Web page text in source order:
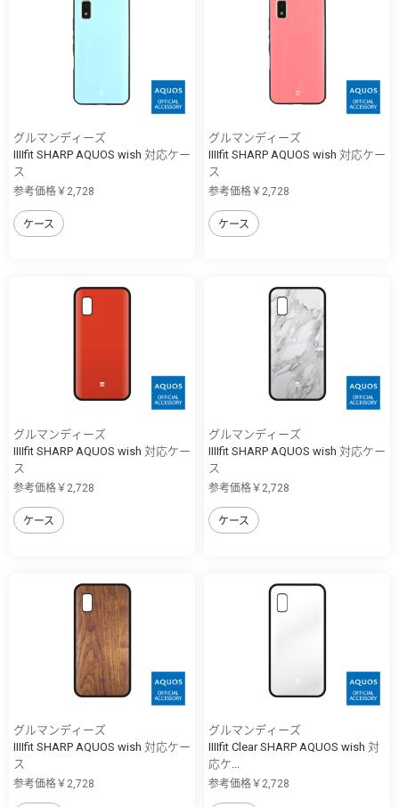
グルマンディーズ
IIIIfit SHARP AQUOS wish 対応ケー
ス
参考価格￥2,728
ケース
グルマンディーズ
IIIIfit SHARP AQUOS wish 対応ケー
ス
参考価格￥2,728
ケース
グルマンディーズ
IIIIfit SHARP AQUOS wish 対応ケー
ス
参考価格￥2,728
ケース
グルマンディーズ
IIIIfit SHARP AQUOS wish 対応ケー
ス
参考価格￥2,728
ケース
グルマンディーズ
IIIIfit SHARP AQUOS wish 対応ケー
ス
参考価格￥2,728
グルマンディーズ
IIIIfit Clear SHARP AQUOS wish 対
応ケ...
参考価格￥2,728